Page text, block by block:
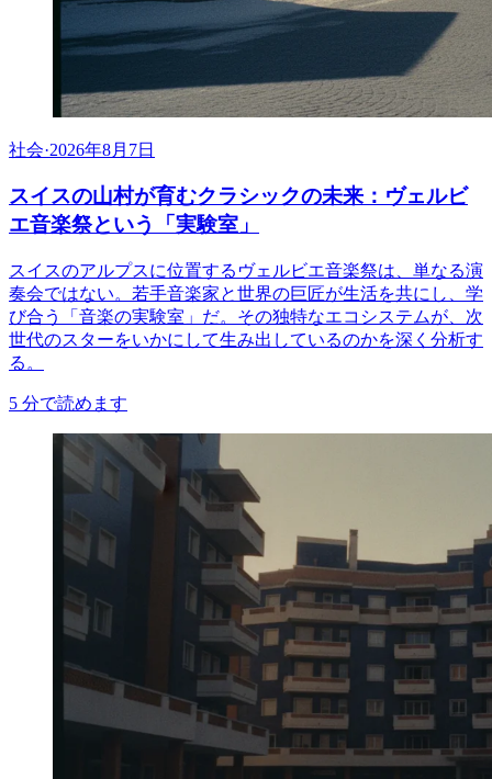
社会·2026年8月7日
スイスの山村が育むクラシックの未来：ヴェルビ
エ音楽祭という「実験室」
スイスのアルプスに位置するヴェルビエ音楽祭は、単なる演
奏会ではない。若手音楽家と世界の巨匠が生活を共にし、学
び合う「音楽の実験室」だ。その独特なエコシステムが、次
世代のスターをいかにして生み出しているのかを深く分析す
る。
5 分で読めます